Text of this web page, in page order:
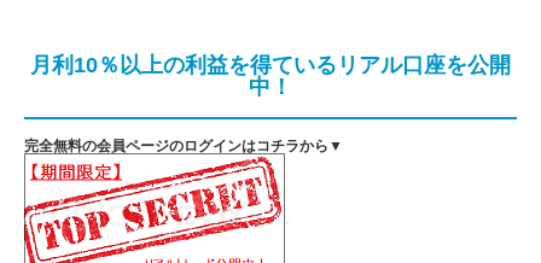
月利10％以上の利益を得ているリアル口座を公開
中！
完全無料の会員ページのログインはコチラから▼